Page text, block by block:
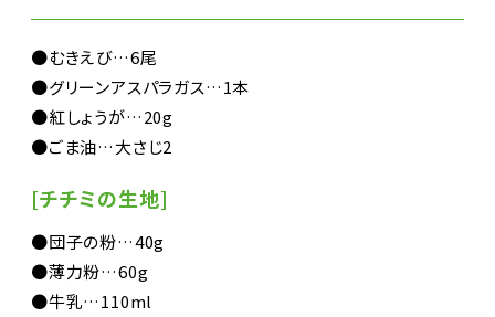
●むきえび…6尾
●グリーンアスパラガス…1本
●紅しょうが…20g
●ごま油…大さじ2
[チチミの生地]
●団子の粉…40g
●薄力粉…60g
●牛乳…110ml